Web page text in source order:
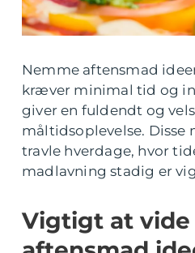
Nemme aftensmad
kræver minimal tid og
giver en fuldendt og
måltidsoplevelse. Disse
travle hverdage, hvor
madlavning stadig er
Vigtigt at